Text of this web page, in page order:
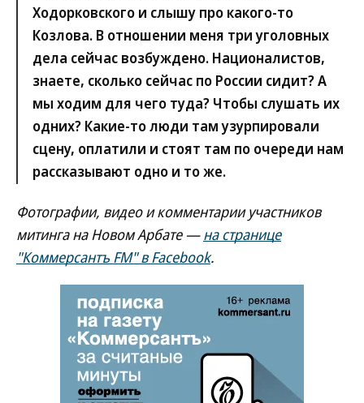
Ходорковского и слышу про какого-то
Козлова. В отношении меня три уголовных
дела сейчас возбуждено. Националистов,
знаете, сколько сейчас по России сидит? А
мы ходим для чего туда? Чтобы слушать их
одних? Какие-то люди там узурпировали
сцену, оплатили и стоят там по очереди нам
рассказывают одно и то же.
Фотографии, видео и комментарии участников
митинга на Новом Арбате —на странице
"Коммерсантъ FM" в Facebook.